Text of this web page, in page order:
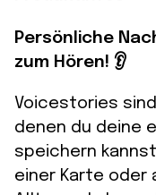
Persönliche
zum Hören! 👂
Voicestories
denen du deine
speichern
einer Karte oder